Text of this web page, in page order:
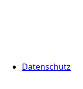
Datenschutz